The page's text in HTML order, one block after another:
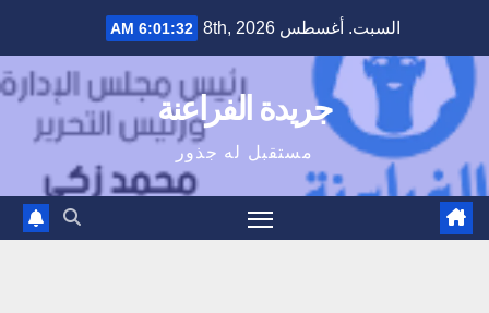
content
السبت. أغسطس 8th, 2026 6:01:32 AM
جريدة الفراعنة
مستقبل له جذور